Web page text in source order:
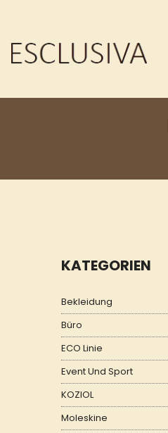
KATEGORIEN
Bekleidung
Büro
ECO Linie
Event Und Sport
KOZIOL
Moleskine